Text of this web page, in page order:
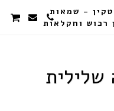
- שמאות
רכוש וחקלאות
שלילית